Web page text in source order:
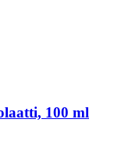
100 ml